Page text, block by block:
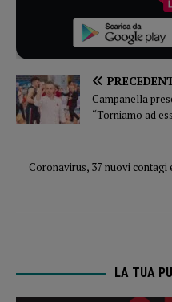
Campanella
“Torniamo ad
Coronavirus, 37 nuovi contagi
LA TUA